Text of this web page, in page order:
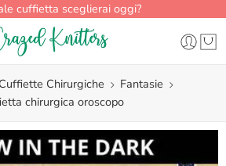
cuffietta sceglierai oggi?
Cuffiette Chirurgiche
Fantasie
chirurgica oroscopo